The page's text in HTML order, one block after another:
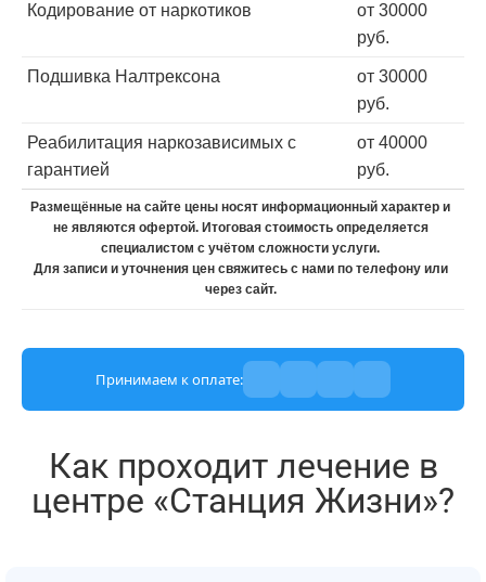
Кодирование от наркотиков
от 30000
руб.
Подшивка Налтрексона
от 30000
руб.
Реабилитация наркозависимых с
гарантией
от 40000
руб.
Размещённые на сайте цены носят информационный характер и
не являются офертой. Итоговая стоимость определяется
специалистом с учётом сложности услуги.
Для записи и уточнения цен свяжитесь с нами по телефону или
через сайт.
Принимаем к оплате:
Как проходит лечение в
центре «Станция Жизни»?